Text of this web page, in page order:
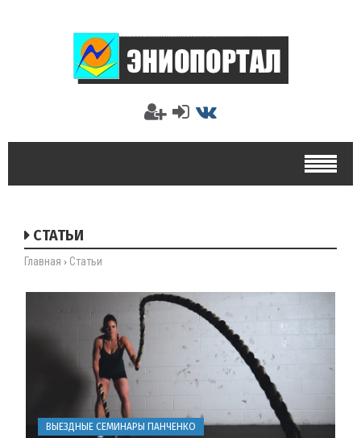
СТАТЬИ
Главная › Статьи
ВЫЕЗДНЫЕ СЕМИНАРЫ ПАНЧЕНКО